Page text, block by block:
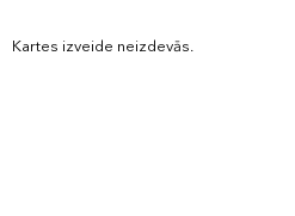
Kartes izveide neizdevās.